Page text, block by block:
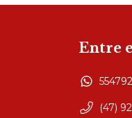
Entre
(47)